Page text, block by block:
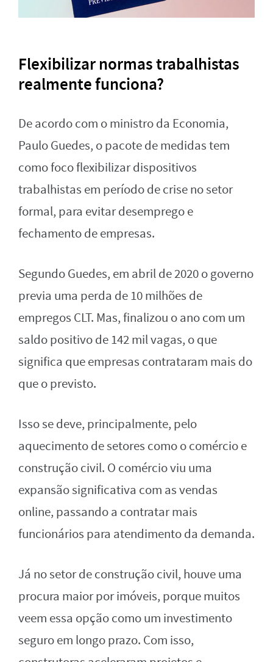
Flexibilizar normas trabalhistas
realmente funciona?
De acordo com o ministro da Economia,
Paulo Guedes, o pacote de medidas tem
como foco flexibilizar dispositivos
trabalhistas em período de crise no setor
formal, para evitar desemprego e
fechamento de empresas.
Segundo Guedes, em abril de 2020 o governo
previa uma perda de 10 milhões de
empregos CLT. Mas, finalizou o ano com um
saldo positivo de 142 mil vagas, o que
significa que empresas contrataram mais do
que o previsto.
Isso se deve, principalmente, pelo
aquecimento de setores como o comércio e
construção civil. O comércio viu uma
expansão significativa com as vendas
online, passando a contratar mais
funcionários para atendimento da demanda.
Já no setor de construção civil, houve uma
procura maior por imóveis, porque muitos
veem essa opção como um investimento
seguro em longo prazo. Com isso,